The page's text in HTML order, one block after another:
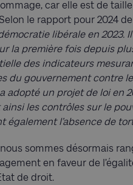
car elle est de taille
le rapport pour 2024
libérale en 2023.
la première fois depuis
des indicateurs
du gouvernement contre
adopté un projet de loi en
les contrôles sur le
l’absence de
sommes désormais
en faveur de
de droit.